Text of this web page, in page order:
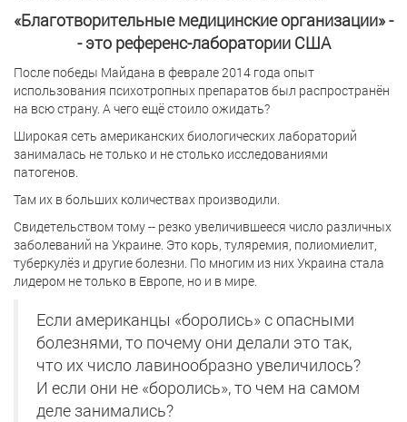
«Благотворительные медицинские организации» -
- это референс-лаборатории США
После победы Майдана в феврале 2014 года опыт
использования психотропных препаратов был распространён
на всю страну. А чего ещё стоило ожидать?
Широкая сеть американских биологических лабораторий
занималась не только и не столько исследованиями
патогенов.
Там их в больших количествах производили.
Свидетельством тому -- резко увеличившееся число различных
заболеваний на Украине. Это корь, туляремия, полиомиелит,
туберкулёз и другие болезни. По многим из них Украина стала
лидером не только в Европе, но и в мире.
Если американцы «боролись» с опасными
болезнями, то почему они делали это так,
что их число лавинообразно увеличилось?
И если они не «боролись», то чем на самом
деле занимались?